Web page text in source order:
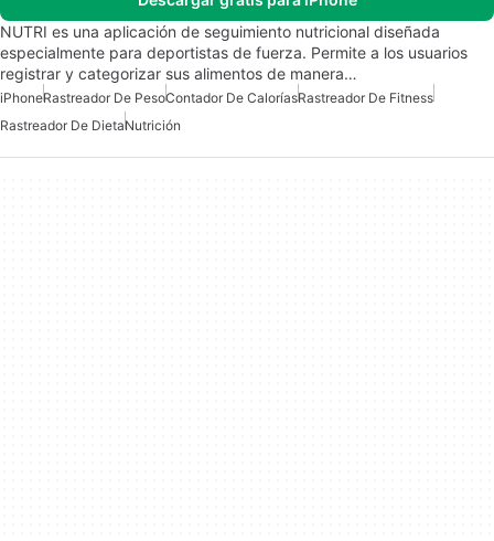
NUTRI es una aplicación de seguimiento nutricional diseñada
especialmente para deportistas de fuerza. Permite a los usuarios
registrar y categorizar sus alimentos de manera…
iPhoneRastreador De PesoContador De CaloríasRastreador De Fitness
Rastreador De DietaNutrición